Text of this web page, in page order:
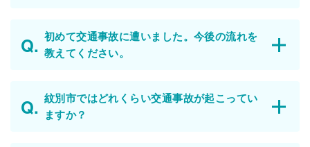
初めて交通事故に遭いました。今後の流れを
教えてください。
紋別市ではどれくらい交通事故が起こってい
ますか？